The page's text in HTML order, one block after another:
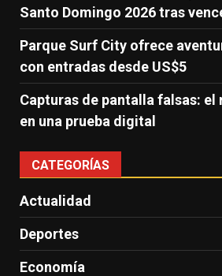
Santo Domingo 2026 tras
Parque Surf City ofrece
con entradas desde US$5
Capturas de pantalla falsas:
en una prueba digital
CATEGORÍAS
Actualidad
Deportes
Economía